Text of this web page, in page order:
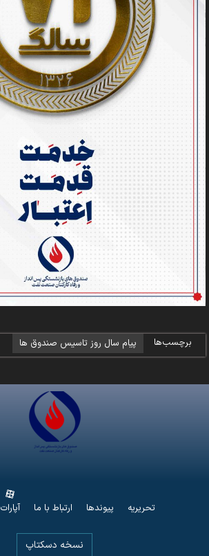
برچسب‌ها پیام سال روز تاسیس صندوق ها
تحریریه پیوندها ارتباط با ما آپارات
نسخه دسکتاپ